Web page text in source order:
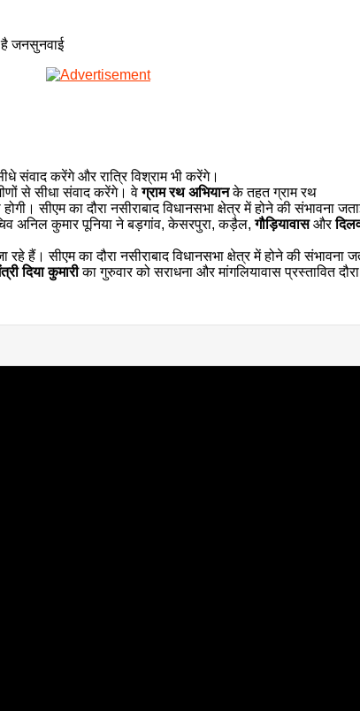
संवाद करेंगे और रात्रि विश्राम भी करेंगे।
से सीधा संवाद करेंगे। वेग्राम रथ अभियानके तहत ग्राम रथ
सीएम का दौरा नसीराबाद विधानसभा क्षेत्र में होने की संभावना
अनिल कुमार पूनिया ने बड़गांव, केसरपुरा, कड़ैल,गौड़ियावासऔर
सीएम का दौरा नसीराबाद विधानसभा क्षेत्र में होने की संभावना
दिया कुमारीका गुरुवार को सराधना और मांगलियावास प्रस्तावित